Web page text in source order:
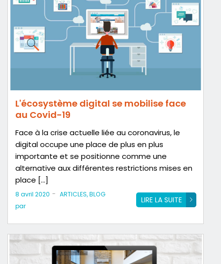
L'écosystème digital se mobilise face
au Covid-19
Face à la crise actuelle liée au coronavirus, le
digital occupe une place de plus en plus
importante et se positionne comme une
alternative aux différentes restrictions mises en
place […]
LIRE LA SUITE
8 avril 2020 - ARTICLES,BLOG
par